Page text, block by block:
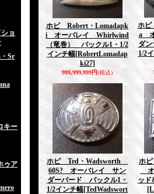
ョ
Sr
キー
ゥア
ホピ Robert・Lomadapk
i オーバレイ Whirlwind
（竜巻） バックル1・1/2
インチ幅[RobertLomadap
ki27]
999,999,999円(税込)
ホピ
a
ダ
1/2
ホピ Ted・Wadsworth
60S? オーバレイ サン
ダーバード バックル1・
1/2インチ幅[TedWadswort
ホ
オ
ッ